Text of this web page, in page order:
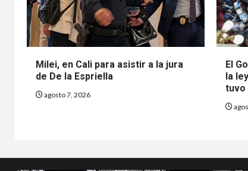
Milei, en Cali para asistir a la jura
de De la Espriella
agosto 7, 2026
El
la
tuvo